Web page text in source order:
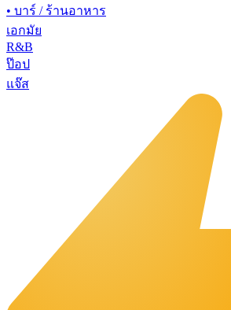
• บาร์ / ร้านอาหาร
เอกมัย
R&B
ป๊อป
แจ๊ส